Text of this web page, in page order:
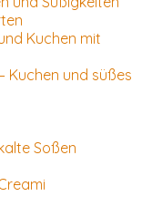
Kuchen mit
Kuchen und süßes
Soßen